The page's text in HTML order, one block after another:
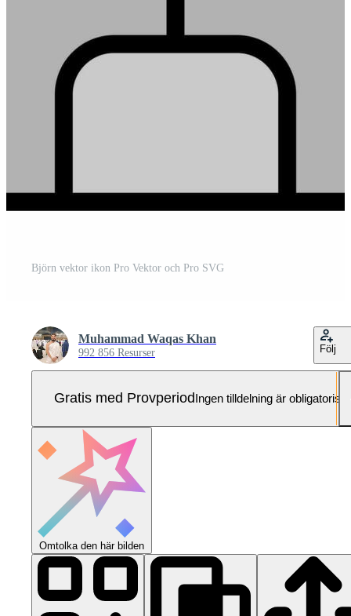
Björn vektor ikon Pro Vektor och Pro SVG
Muhammad Waqas Khan
992 856 Resurser Följ
Gratis med Provperiod Ingen tilldelning är obligatorisk
Omtolka den här bilden